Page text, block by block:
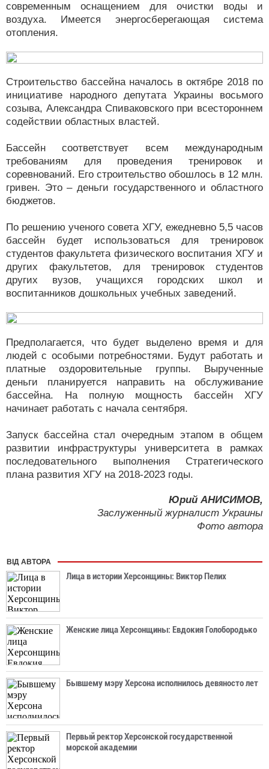
современным оснащением для очистки воды и
воздуха. Имеется энергосберегающая система
отопления.
Строительство бассейна началось в октябре 2018 по
инициативе народного депутата Украины восьмого
созыва, Александра Спиваковского при всестороннем
содействии областных властей.
Бассейн соответствует всем международным
требованиям для проведения тренировок и
соревнований. Его строительство обошлось в 12 млн.
гривен. Это – деньги государственного и областного
бюджетов.
По решению ученого совета ХГУ, ежедневно 5,5 часов
бассейн будет использоваться для тренировок
студентов факультета физического воспитания ХГУ и
других факультетов, для тренировок студентов
других вузов, учащихся городских школ и
воспитанников дошкольных учебных заведений.
Предполагается, что будет выделено время и для
людей с особыми потребностями. Будут работать и
платные оздоровительные группы. Вырученные
деньги планируется направить на обслуживание
бассейна. На полную мощность бассейн ХГУ
начинает работать с начала сентября.
Запуск бассейна стал очередным этапом в общем
развитии инфраструктуры университета в рамках
последовательного выполнения Стратегического
плана развития ХГУ на 2018-2023 годы.
Юрий АНИСИМОВ,
Заслуженный журналист Украины
Фото автора
ВІД АВТОРА
Лица в истории Херсонщины: Виктор Пелих
Женские лица Херсонщины: Евдокия Голобородько
Бывшему мэру Херсона исполнилось девяносто лет
Первый ректор Херсонской государственной
морской академии